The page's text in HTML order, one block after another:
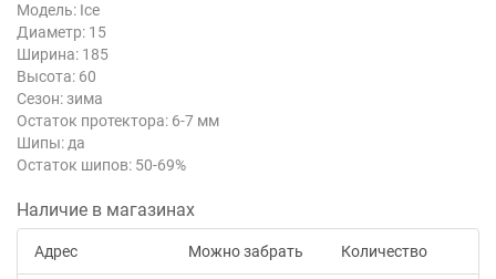
Модель: Ice
Диаметр: 15
Ширина: 185
Высота: 60
Сезон: зима
Остаток протектора: 6-7 мм
Шипы: да
Остаток шипов: 50-69%
Наличие в магазинах
Адрес Можно забрать Количество